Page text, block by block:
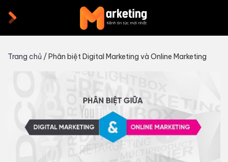
to
Trang chủ /Phân biệt Digital Marketing và Online Marketing